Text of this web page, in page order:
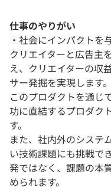
仕事のやりがい
・社会にインパクトを
クリエイターと広告主
え、クリエイターの収
サー発掘を実現します。
このプロダクトを通じ
功に直結するプロダク
す。
また、社内外のシステ
い技術課題にも挑戦で
発ではなく、課題の本
められます。